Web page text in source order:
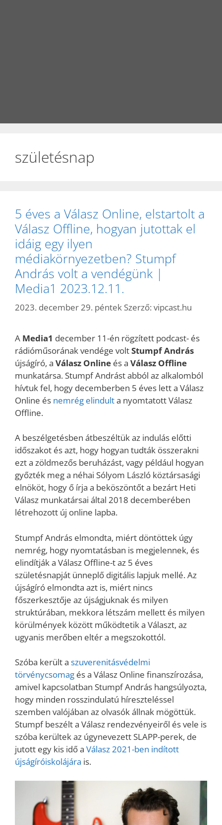
születésnap
5 éves a Válasz Online, elstartolt a
Válasz Offline, hogyan jutottak el
idáig egy ilyen
médiakörnyezetben? Stumpf
András volt a vendégünk |
Media1 2023.12.11.
2023. december 29. péntek Szerző: vipcast.hu
A Media1 december 11-én rögzített podcast- és
rádióműsorának vendége voltStumpf András
újságíró, a Válasz Online és a Válasz Offline
munkatársa. Stumpf Andrást abból az alkalomból
hívtuk fel, hogy decemberben 5 éves lett a Válasz
Online és nemrég elindulta nyomtatott Válasz
Offline.
A beszélgetésben átbeszéltük az indulás előtti
időszakot és azt, hogy hogyan tudták összerakni
ezt a zöldmezős beruházást, vagy például hogyan
győzték meg a néhai Sólyom László köztársasági
elnököt, hogy ő írja a beköszöntőt a bezárt Heti
Válasz munkatársai által 2018 decemberében
létrehozott új online lapba.
Stumpf András elmondta, miért döntöttek úgy
nemrég, hogy nyomtatásban is megjelennek, és
elindítják a Válasz Offline-t az 5 éves
születésnapját ünneplő digitális lapjuk mellé. Az
újságíró elmondta azt is, miért nincs
főszerkesztője az újságjuknak és milyen
struktúrában, mekkora létszám mellett és milyen
körülmények között működtetik a Választ, az
ugyanis merőben eltér a megszokottól.
Szóba került a szuverenitásvédelmi
törvénycsomag és a Válasz Online finanszírozása,
amivel kapcsolatban Stumpf András hangsúlyozta,
hogy minden rosszindulatú híreszteléssel
szemben valójában az olvasók állnak mögöttük.
Stumpf beszélt a Válasz rendezvényeiről és vele is
szóba kerültek az úgynevezett SLAPP-perek, de
jutott egy kis idő a Válasz 2021-ben indított
újságíróiskolájára is.